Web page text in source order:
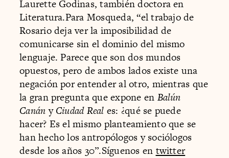
Laurette Godinas, también doctora en
Literatura.Para Mosqueda, “el trabajo de
Rosario deja ver la imposibilidad de
comunicarse sin el dominio del mismo
lenguaje. Parece que son dos mundos
opuestos, pero de ambos lados existe una
negación por entender al otro, mientras que
la gran pregunta que expone en ​ Balún
Canány ​Ciudad Real e​s: ¿qué se puede
hacer? Es el mismo planteamiento que se
han hecho los antropólogos y sociólogos
desde los años 30”.Síguenos en twitter